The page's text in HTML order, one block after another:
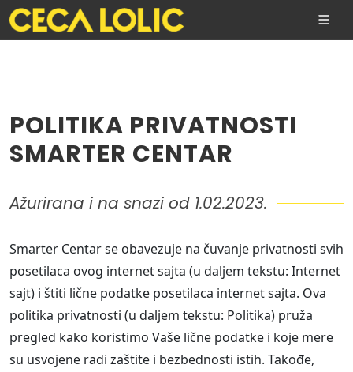
POLITIKA PRIVATNOSTI
SMARTER CENTAR
Ažurirana i na snazi od 1.02.2023.
Smarter Centar se obavezuje na čuvanje privatnosti svih
posetilaca ovog internet sajta (u daljem tekstu: Internet
sajt) i štiti lične podatke posetilaca internet sajta. Ova
politika privatnosti (u daljem tekstu: Politika) pruža
pregled kako koristimo Vaše lične podatke i koje mere
su usvojene radi zaštite i bezbednosti istih. Takođe,